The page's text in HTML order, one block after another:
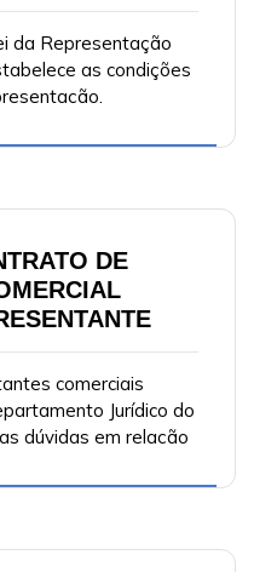
da Representação
as condições
DE
comerciais
Jurídico do
dúvidas em relação